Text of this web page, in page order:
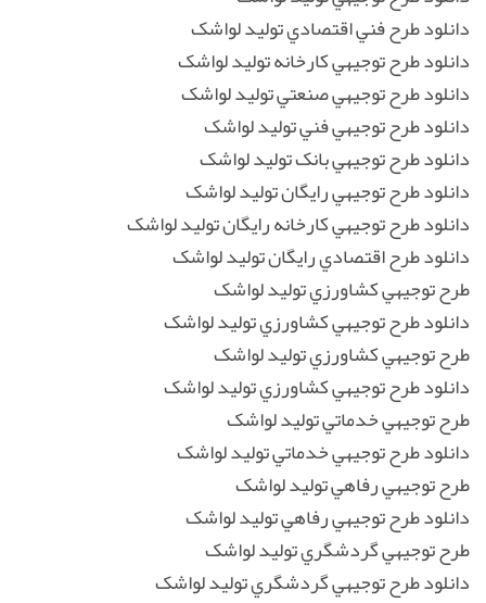
دانلود طرح فني اقتصادي توليد لواشک
دانلود طرح توجيهي کارخانه توليد لواشک
دانلود طرح توجيهي صنعتي توليد لواشک
دانلود طرح توجيهي فني توليد لواشک
دانلود طرح توجيهي بانک توليد لواشک
دانلود طرح توجيهي رايگان توليد لواشک
دانلود طرح توجيهي کارخانه رايگان توليد لواشک
دانلود طرح اقتصادي رايگان توليد لواشک
طرح توجيهي کشاورزي توليد لواشک
دانلود طرح توجيهي کشاورزي توليد لواشک
طرح توجيهي کشاورزي توليد لواشک
دانلود طرح توجيهي کشاورزي توليد لواشک
طرح توجيهي خدماتي توليد لواشک
دانلود طرح توجيهي خدماتي توليد لواشک
طرح توجيهي رفاهي توليد لواشک
دانلود طرح توجيهي رفاهي توليد لواشک
طرح توجيهي گردشگري توليد لواشک
دانلود طرح توجيهي گردشگري توليد لواشک